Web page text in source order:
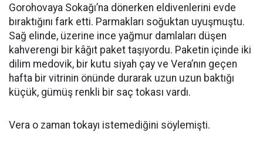
Gorohovaya Sokağı’na dönerken eldivenlerini evde
bıraktığını fark etti. Parmakları soğuktan uyuşmuştu.
Sağ elinde, üzerine ince yağmur damlaları düşen
kahverengi bir kâğıt paket taşıyordu. Paketin içinde iki
dilim medovik, bir kutu siyah çay ve Vera’nın geçen
hafta bir vitrinin önünde durarak uzun uzun baktığı
küçük, gümüş renkli bir saç tokası vardı.
Vera o zaman tokayı istemediğini söylemişti.